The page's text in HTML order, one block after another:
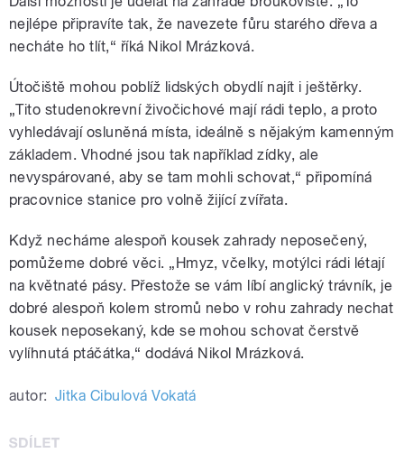
nejlépe připravíte tak, že navezete fůru starého dřeva a
necháte ho tlít,“ říká Nikol Mrázková.
Útočiště mohou poblíž lidských obydlí najít i ještěrky.
„Tito studenokrevní živočichové mají rádi teplo, a proto
vyhledávají osluněná místa, ideálně s nějakým kamenným
základem. Vhodné jsou tak například zídky, ale
nevyspárované, aby se tam mohli schovat,“ připomíná
pracovnice stanice pro volně žijící zvířata.
Když necháme alespoň kousek zahrady neposečený,
pomůžeme dobré věci. „Hmyz, včelky, motýlci rádi létají
na květnaté pásy. Přestože se vám líbí anglický trávník, je
dobré alespoň kolem stromů nebo v rohu zahrady nechat
kousek neposekaný, kde se mohou schovat čerstvě
vylíhnutá ptáčátka,“ dodává Nikol Mrázková.
autor: Jitka Cibulová Vokatá